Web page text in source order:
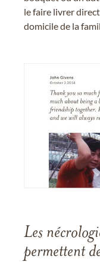
le faire livrer
domicile de la
Les
permettent